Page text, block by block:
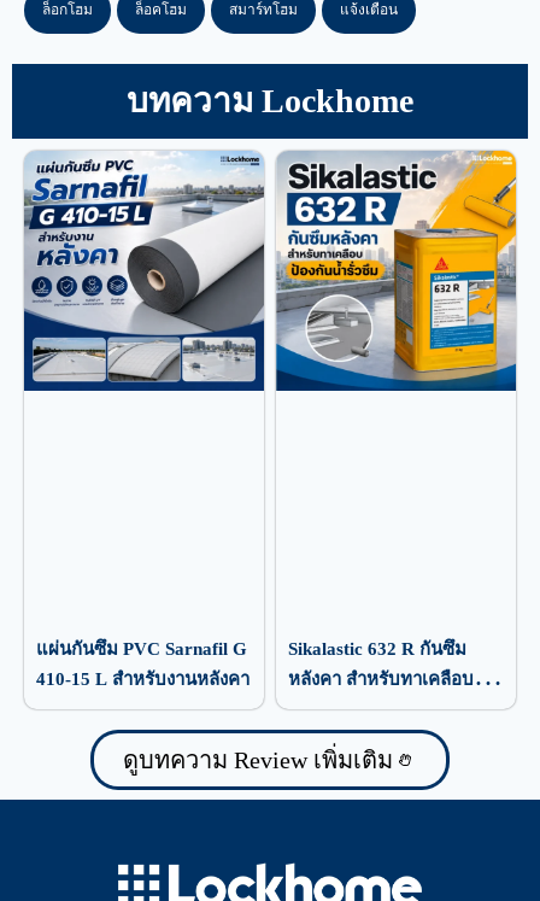
ล็อกโฮม ล็อคโฮม สมาร์ทโฮม แจ้งเตือน
บทความ Lockhome
แผ่นกันซึม PVC Sarnafil G
410-15 L สำหรับงานหลังคา
Sikalastic 632 R กันซึม
หลังคา สำหรับทาเคลือบ
ป้องกันน้ำรั่วซึม
ดูบทความ Review เพิ่มเติม